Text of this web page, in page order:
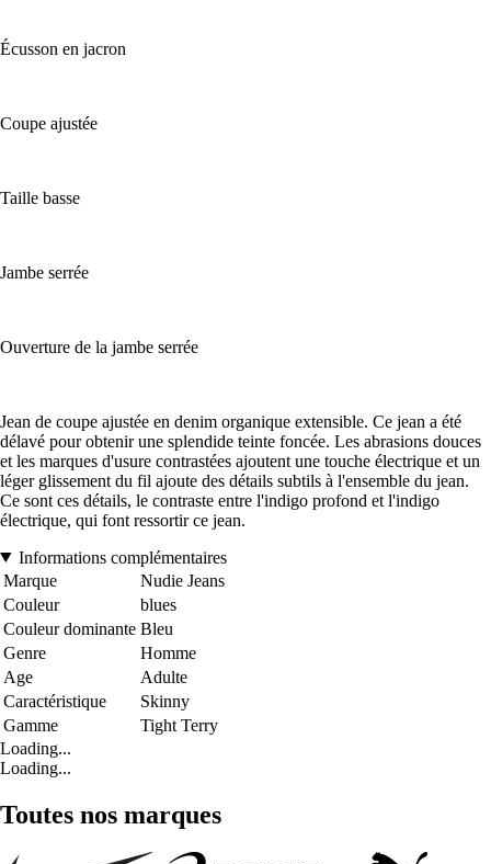
Écusson en jacron
Coupe ajustée
Taille basse
Jambe serrée
Ouverture de la jambe serrée
Jean de coupe ajustée en denim organique extensible. Ce jean a été
délavé pour obtenir une splendide teinte foncée. Les abrasions douces
et les marques d'usure contrastées ajoutent une touche électrique et un
léger glissement du fil ajoute des détails subtils à l'ensemble du jean.
Ce sont ces détails, le contraste entre l'indigo profond et l'indigo
électrique, qui font ressortir ce jean.
Informations complémentaires
Marque
Nudie Jeans
Couleur
blues
Couleur dominante Bleu
Genre
Homme
Age
Adulte
Caractéristique
Skinny
Gamme
Tight Terry
Loading...
Loading...
Toutes nos marques